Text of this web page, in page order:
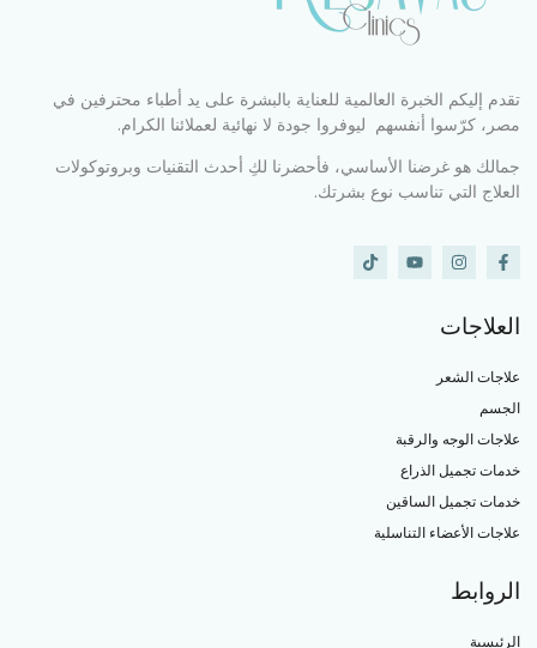
تقدم إليكم الخبرة العالمية للعناية بالبشرة على يد أطباء محترفين في
مصر، كرّسوا أنفسهم ليوفروا جودة لا نهائية لعملائنا الكرام.
جمالك هو غرضنا الأساسي، فأحضرنا لكِ أحدث التقنيات وبروتوكولات
العلاج التي تناسب نوع بشرتك.
العلاجات
علاجات الشعر
الجسم
علاجات الوجه والرقبة
خدمات تجميل الذراع
خدمات تجميل الساقين
علاجات الأعضاء التناسلية
الروابط
الرئيسية